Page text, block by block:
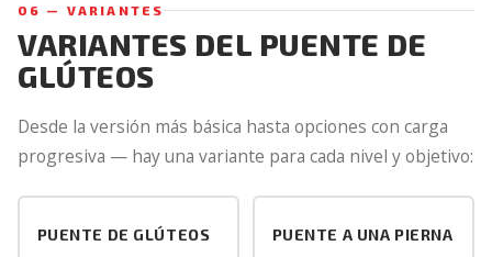
06 — VARIANTES
VARIANTES DEL PUENTE DE
GLÚTEOS
Desde la versión más básica hasta opciones con carga
progresiva — hay una variante para cada nivel y objetivo:
PUENTE DE GLÚTEOS
PUENTE A UNA PIERNA